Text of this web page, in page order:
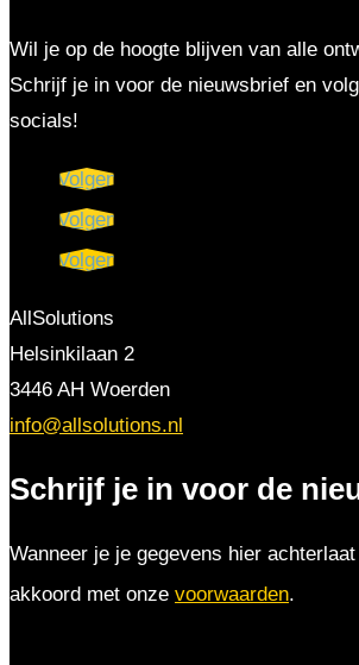
Wil je op de hoogte blijven van alle
Schrijf je in voor de nieuwsbrief en
socials!
Volgen
Volgen
Volgen
AllSolutions
Helsinkilaan 2
3446 AH Woerden
info@allsolutions.nl
Schrijf je in voor de
Wanneer je je gegevens hier
akkoord met onze voorwaarden.